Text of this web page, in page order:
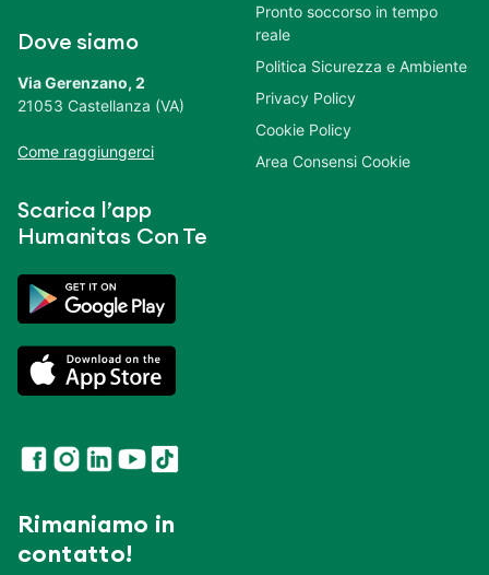
Dove siamo
Via Gerenzano, 2
21053 Castellanza (VA)
Come raggiungerci
Scarica l’app
Humanitas Con Te
Rimaniamo in
contatto!
Pronto soccorso in tempo
reale
Politica Sicurezza e Ambiente
Privacy Policy
Cookie Policy
Area Consensi Cookie